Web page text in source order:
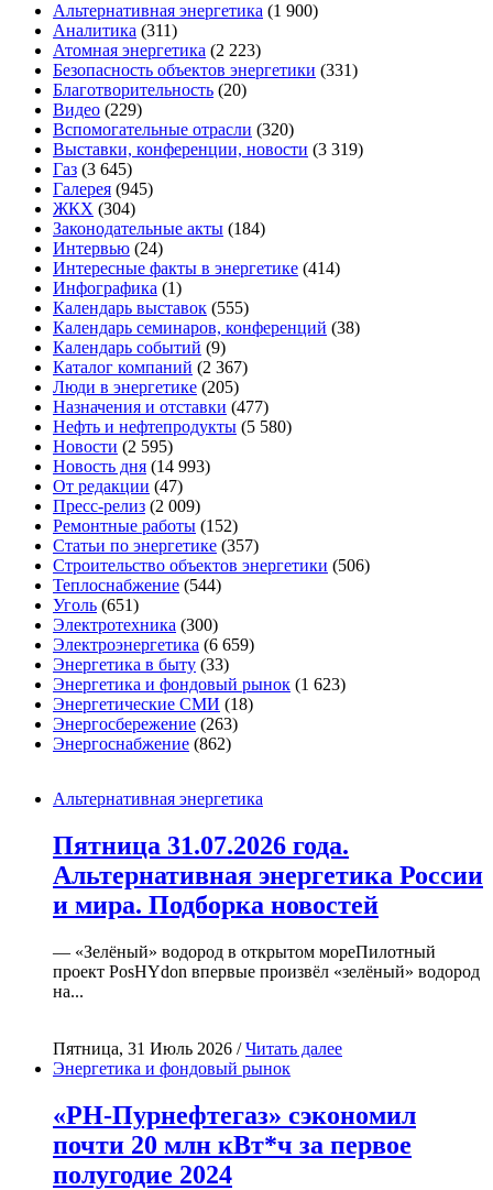
Альтернативная энергетика (1 900)
Аналитика (311)
Атомная энергетика (2 223)
Безопасность объектов энергетики (331)
Благотворительность (20)
Видео (229)
Вспомогательные отрасли (320)
Выставки, конференции, новости (3 319)
Газ (3 645)
Галерея (945)
ЖКХ (304)
Законодательные акты (184)
Интервью (24)
Интересные факты в энергетике (414)
Инфографика (1)
Календарь выставок (555)
Календарь семинаров, конференций (38)
Календарь событий (9)
Каталог компаний (2 367)
Люди в энергетике (205)
Назначения и отставки (477)
Нефть и нефтепродукты (5 580)
Новости (2 595)
Новость дня (14 993)
От редакции (47)
Пресс-релиз (2 009)
Ремонтные работы (152)
Статьи по энергетике (357)
Строительство объектов энергетики (506)
Теплоснабжение (544)
Уголь (651)
Электротехника (300)
Электроэнергетика (6 659)
Энергетика в быту (33)
Энергетика и фондовый рынок (1 623)
Энергетические СМИ (18)
Энергосбережение (263)
Энергоснабжение (862)
Альтернативная энергетика
Пятница 31.07.2026 года.
Альтернативная энергетика России
и мира. Подборка новостей
— «Зелёный» водород в открытом мореПилотный
проект PosHYdon впервые произвёл «зелёный» водород
на...
Пятница, 31 Июль 2026 /Читать далее
Энергетика и фондовый рынок
«РН-Пурнефтегаз» сэкономил
почти 20 млн кВт*ч за первое
полугодие 2024